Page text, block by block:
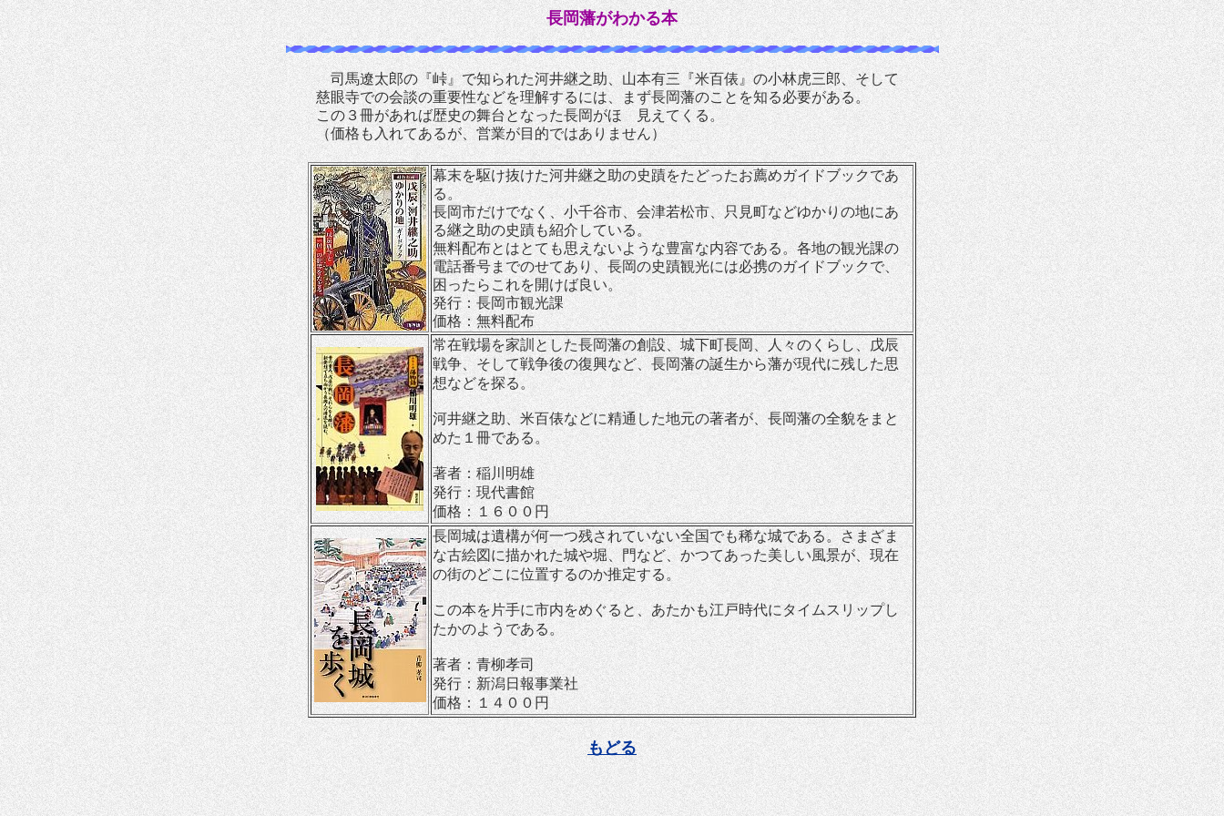
長岡藩がわかる本
司馬遼太郎の『峠』で知られた河井継之助、山本有三『米百俵』の小林虎三郎、そして
慈眼寺での会談の重要性などを理解するには、まず長岡藩のことを知る必要がある。
この３冊があれば歴史の舞台となった長岡がほゞ見えてくる。
（価格も入れてあるが、営業が目的ではありません）
幕末を駆け抜けた河井継之助の史蹟をたどったお薦めガイドブックであ
る。
長岡市だけでなく、小千谷市、会津若松市、只見町などゆかりの地にあ
る継之助の史蹟も紹介している。
無料配布とはとても思えないような豊富な内容である。各地の観光課の
電話番号までのせてあり、長岡の史蹟観光には必携のガイドブックで、
困ったらこれを開けば良い。
発行：長岡市観光課
価格：無料配布
常在戦場を家訓とした長岡藩の創設、城下町長岡、人々のくらし、戊辰
戦争、そして戦争後の復興など、長岡藩の誕生から藩が現代に残した思
想などを探る。
河井継之助、米百俵などに精通した地元の著者が、長岡藩の全貌をまと
めた１冊である。
著者：稲川明雄
発行：現代書館
価格：１６００円
長岡城は遺構が何一つ残されていない全国でも稀な城である。さまざま
な古絵図に描かれた城や堀、門など、かつてあった美しい風景が、現在
の街のどこに位置するのか推定する。
この本を片手に市内をめぐると、あたかも江戸時代にタイムスリップし
たかのようである。
著者：青柳孝司
発行：新潟日報事業社
価格：１４００円
もどる